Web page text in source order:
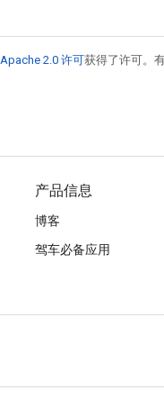
Apache 2.0 许可获得了许可。
产品信息
博客
驾车必备应用